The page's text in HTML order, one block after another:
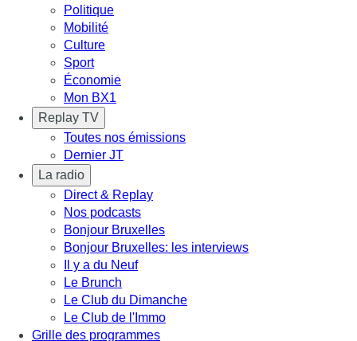
Politique
Mobilité
Culture
Sport
Économie
Mon BX1
Replay TV
Toutes nos émissions
Dernier JT
La radio
Direct & Replay
Nos podcasts
Bonjour Bruxelles
Bonjour Bruxelles: les interviews
Il y a du Neuf
Le Brunch
Le Club du Dimanche
Le Club de l'Immo
Grille des programmes